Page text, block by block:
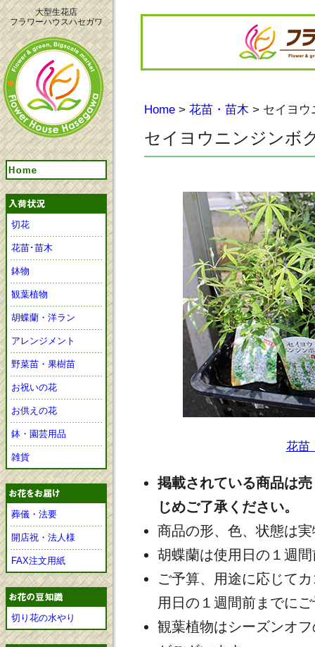
大型生花店
フラワーハウスハセガワ
切花
花苗･苗木
鉢物
観葉植物
胡蝶蘭・洋ラン
アレンジメント
野菜苗・果樹苗
お祝いの花
お供えの花
鉢・園芸用品
雑貨
葬儀・法要
開店祝・法人様
FAX注文用紙
切り花の水やり
Home > 花苗・苗木 > セイヨウ
セイヨウニンジンボ
花苗
掲載されている商品は
じめご了承ください。
商品の形、色、状態は
胡蝶蘭は使用日の１週
ご予算、用途に応じて
用日の１週間前までに
観葉植物はシーズンオ